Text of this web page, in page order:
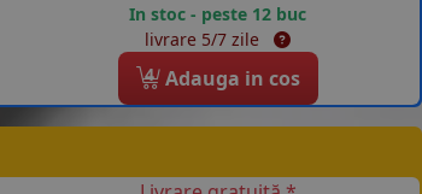
In stoc - peste 12 buc
livrare 5/7 zile
4 Adauga in cos